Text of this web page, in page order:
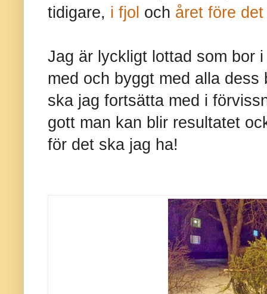
tidigare, i fjol och året före det
Jag är lyckligt lottad som bor
med och byggt med alla
ska jag fortsätta med i
gott man kan blir resultatet
för det ska jag ha!